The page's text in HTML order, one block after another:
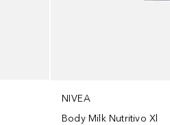
NIVEA
Body Milk Nutritivo Xl